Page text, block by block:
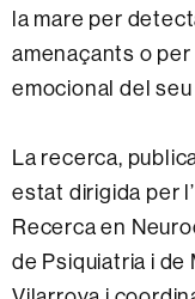
la mare per
amenaçants o
emocional del
La recerca,
estat dirigida per
Recerca en
de Psiquiatria i de